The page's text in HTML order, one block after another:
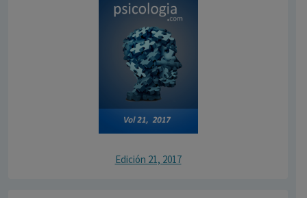
Edición 21, 2017